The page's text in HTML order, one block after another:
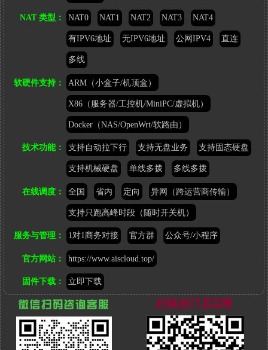
NAT 类型： NAT0 NAT1 NAT2 NAT3 NAT4
有IPV6地址 无IPV6地址 公网IPV4 直连
多线
软硬件支持： ARM（小盒子/机顶盒）
X86（服务器/工控机/MiniPC/虚拟机）
Docker（NAS/OpenWrt/软路由）
技术功能： 支持自动拉下行 支持无盘业务 支持固态硬盘
支持机械硬盘 单线多拨 多线多拨
在线调度： 全国 省内 定向 异网（跨运营商传输）
支持只跑高峰时段（随时开关机）
服务与管理： 1对1商务对接 官方群 公众号/小程序
官方网站： https://www.aiscloud.top/
固件下载： 立即下载